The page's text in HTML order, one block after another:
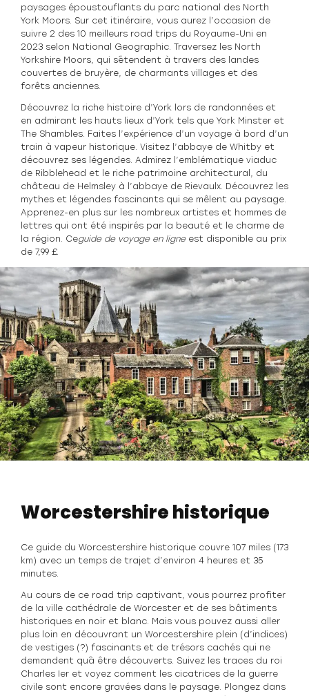
paysages époustouflants du parc national des North
York Moors. Sur cet itinéraire, vous aurez l’occasion de
suivre 2 des 10 meilleurs road trips du Royaume-Uni en
2023 selon National Geographic. Traversez les North
Yorkshire Moors, qui s´étendent à travers des landes
couvertes de bruyère, de charmants villages et des
forêts anciennes.
Découvrez la riche histoire d’York lors de randonnées et
en admirant les hauts lieux d’York tels que York Minster et
The Shambles. Faites l’expérience d’un voyage à bord d’un
train à vapeur historique. Visitez l’abbaye de Whitby et
découvrez ses légendes. Admirez l’emblématique viaduc
de Ribblehead et le riche patrimoine architectural, du
château de Helmsley à l’abbaye de Rievaulx. Découvrez les
mythes et légendes fascinants qui se mêlent au paysage.
Apprenez-en plus sur les nombreux artistes et hommes de
lettres qui ont été inspirés par la beauté et le charme de
la région. Ceguide de voyage en ligneest disponible au prix
de 7,99 £.
Worcestershire historique
Ce guide du Worcestershire historique couvre 107 miles (173
km) avec un temps de trajet d’environ 4 heures et 35
minutes.
Au cours de ce road trip captivant, vous pourrez profiter
de la ville cathédrale de Worcester et de ses bâtiments
historiques en noir et blanc. Mais vous pouvez aussi aller
plus loin en découvrant un Worcestershire plein (d’indices)
de vestiges (?) fascinants et de trésors cachés qui ne
demandent qu´à être découverts. Suivez les traces du roi
Charles Ier et voyez comment les cicatrices de la guerre
civile sont encore gravées dans le paysage. Plongez dans